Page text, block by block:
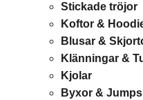
Stickade tröjor
Koftor &
Blusar &
Klänningar &
Kjolar
Byxor &